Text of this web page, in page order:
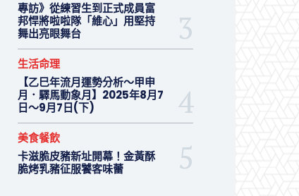
專訪》從練習生到正式成員富
邦悍將啦啦隊「維心」用堅持
舞出亮眼舞台
生活命理
【乙巳年流月運勢分析～甲申
月．驛馬動象月】2025年8月7
日～9月7日(下)
美食餐飲
卡滋脆皮豬新址開幕！金黃酥
脆烤乳豬征服饕客味蕾